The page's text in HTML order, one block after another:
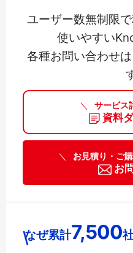
ユーザー数無制限
使いやすい
各種お問い合わせ
＼ サービス
資料
＼ お見積り・ご
お
なぜ累計7,500